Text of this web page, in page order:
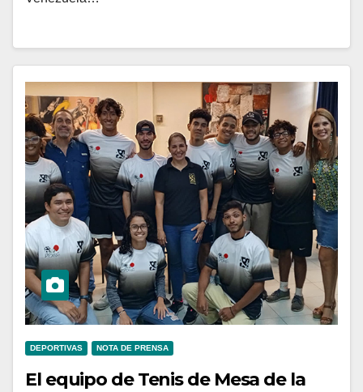
DEPORTIVAS NOTA DE PRENSA
El equipo de Tenis de Mesa de la